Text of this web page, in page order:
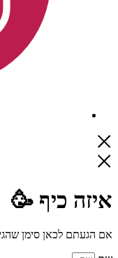
איזה כיף 🥳
אם הגעתם לכאן סימן